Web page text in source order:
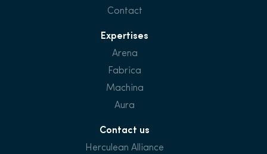
Contact
Expertises
Arena
Fabrica
Machina
Aura
Contact us
Herculean Alliance